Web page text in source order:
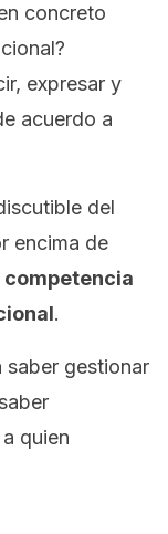
concreto
expresar y
acuerdo a
del
encima de
.
saber gestionar
quien